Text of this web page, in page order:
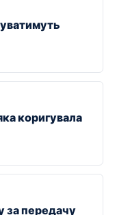
коригувала
за передачу